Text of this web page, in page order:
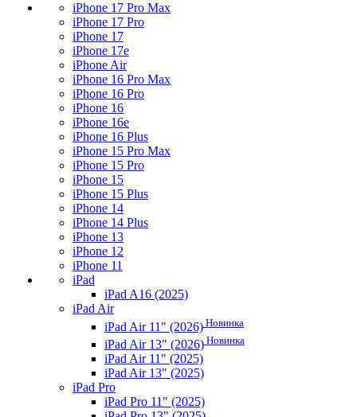
iPhone 17 Pro Max
iPhone 17 Pro
iPhone 17
iPhone 17e
iPhone Air
iPhone 16 Pro Max
iPhone 16 Pro
iPhone 16
iPhone 16e
iPhone 16 Plus
iPhone 15 Pro Max
iPhone 15 Pro
iPhone 15
iPhone 15 Plus
iPhone 14
iPhone 14 Plus
iPhone 13
iPhone 12
iPhone 11
iPad
iPad A16 (2025)
iPad Air
iPad Air 11" (2026) Новинка
iPad Air 13" (2026) Новинка
iPad Air 11" (2025)
iPad Air 13" (2025)
iPad Pro
iPad Pro 11" (2025)